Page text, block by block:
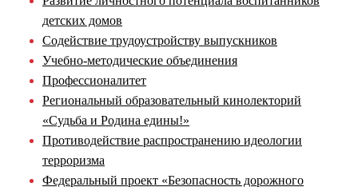
детских домов
Содействие трудоустройству выпускников
Учебно-методические объединения
Профессионалитет
Региональный образовательный кинолекторий
«Судьба и Родина едины!»
Противодействие распространению идеологии
терроризма
Федеральный проект «Безопасность дорожного